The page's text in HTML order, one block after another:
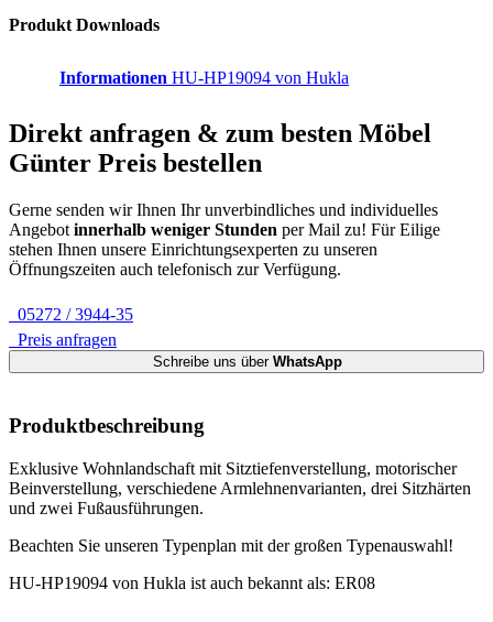
Produkt Downloads
Informationen HU-HP19094 von Hukla
Direkt anfragen & zum besten Möbel
Günter Preis bestellen
Gerne senden wir Ihnen Ihr unverbindliches und individuelles
Angebot innerhalb weniger Stunden per Mail zu! Für Eilige
stehen Ihnen unsere Einrichtungsexperten zu unseren
Öffnungszeiten auch telefonisch zur Verfügung.
05272 / 3944-35
Preis anfragen
Schreibe uns über WhatsApp
Produktbeschreibung
Exklusive Wohnlandschaft mit Sitztiefenverstellung, motorischer
Beinverstellung, verschiedene Armlehnenvarianten, drei Sitzhärten
und zwei Fußausführungen.
Beachten Sie unseren Typenplan mit der großen Typenauswahl!
HU-HP19094 von Hukla ist auch bekannt als: ER08